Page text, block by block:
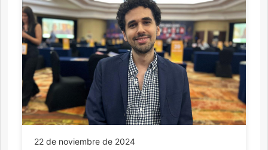
22 de noviembre de 2024